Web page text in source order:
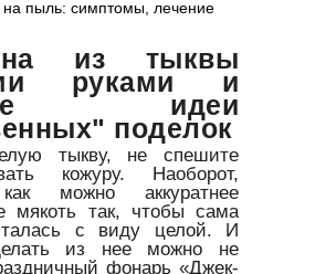
из тыквы
руками и
идеи
поделок
тыкву, не спешите
кожуру. Наоборот,
можно аккуратнее
мякоть так, чтобы сама
с виду целой. И
из нее можно не
фонарь «Джек-